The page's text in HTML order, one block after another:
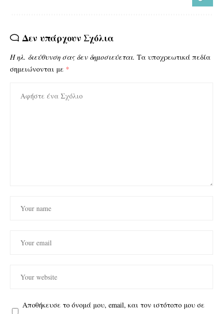
Δεν υπάρχουν Σχόλια
Η ηλ. διεύθυνση σας δεν δημοσιεύεται. Τα υποχρεωτικά πεδία
σημειώνονται με *
Αποθήκευσε το όνομά μου, email, και τον ιστότοπο μου σε